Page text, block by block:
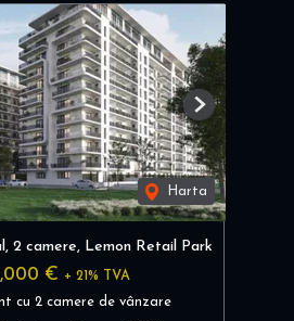
Harta
Next
2 camere, Lemon Retail Park
€ + 21% TVA
cu 2 camere de vânzare